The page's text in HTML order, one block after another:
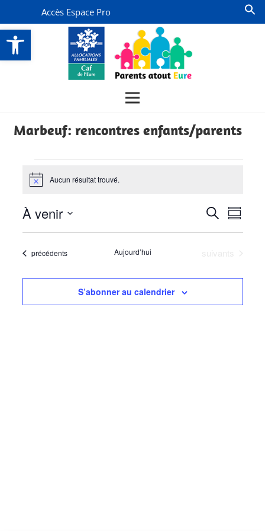
Ouvrir la barre d’outils
Accès Espace Pro
Marbeuf: rencontres enfants/parents
Évènements
Notice Aucun résultat trouvé.
et
Recherche
de
Résumé
À venir
Sélectionnez
date
Évènements
précédents Aujourd’hui
S’abonner au calendrier